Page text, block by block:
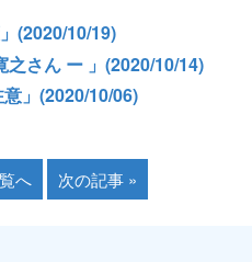
(2020/10/19)
さん ー 」 (2020/10/14)
」 (2020/10/06)
へ 次の記事 »